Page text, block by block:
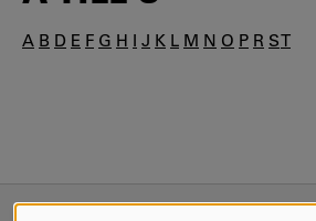
A B D E F G H I J K L M N O P R ST